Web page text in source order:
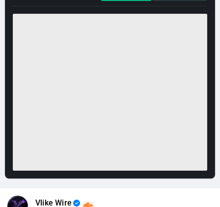
Vlike Wire